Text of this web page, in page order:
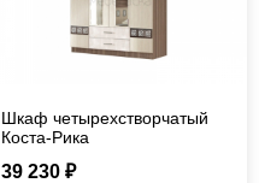
Шкаф четырехстворчатый
Коста-Рика
39 230 ₽